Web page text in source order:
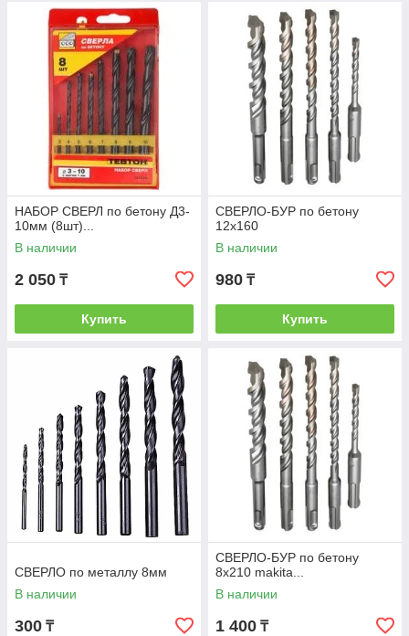
НАБОР СВЕРЛ по бетону Д3-
10мм (8шт)...
В наличии
2 050 ₸
Купить
СВЕРЛО-БУР по бетону
12х160
В наличии
980 ₸
Купить
СВЕРЛО по металлу 8мм
В наличии
300 ₸
СВЕРЛО-БУР по бетону
8х210 makita...
В наличии
1 400 ₸